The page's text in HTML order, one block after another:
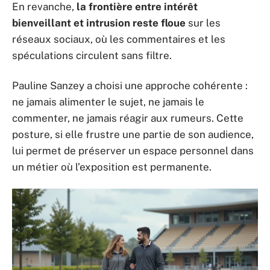
En revanche, la frontière entre intérêt
bienveillant et intrusion reste floue sur les
réseaux sociaux, où les commentaires et les
spéculations circulent sans filtre.
Pauline Sanzey a choisi une approche cohérente :
ne jamais alimenter le sujet, ne jamais le
commenter, ne jamais réagir aux rumeurs. Cette
posture, si elle frustre une partie de son audience,
lui permet de préserver un espace personnel dans
un métier où l’exposition est permanente.